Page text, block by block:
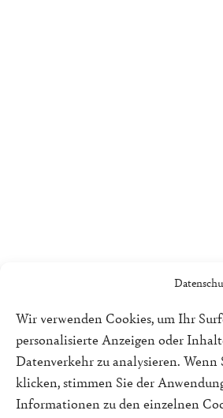
Wir verwenden Cookies, um Ihr
personalisierte Anzeigen oder
Datenverkehr zu analysieren. Wenn
klicken, stimmen Sie der
Informationen zu den einzelnen